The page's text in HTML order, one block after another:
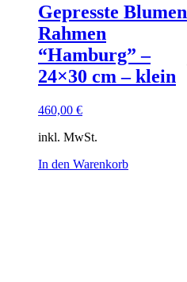
Gepresste Blumen
Rahmen
“Hamburg” –
24×30 cm – klein
460,00 €
inkl. MwSt.
In den Warenkorb